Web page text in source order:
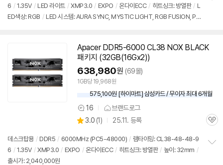
6 / 1.35V / LED 라이트 / XMP3.0 / EXPO / 온다이ECC / 히트싱크: 방열판 / L
ED색상: RGB / LED 시스템: AURA SYNC, MYSTIC LIGHT, RGB FUSION, PO
Apacer DDR5-6000 CL38 NOX BLACK
패키지 (32GB(16Gx2))
638,980원 (69몰)
1GB당 19,968원
575,100원 [하이마트] 삼성카드 / 무이자 최대 6개월
상
품
견
16 브랜드로그
별
점
3.0 (상
리
뷰
1) 25.11. 등록
관
데스크탑용 / DDR5 / 6000MHz (PC5-48000) / 램타이밍: CL38-48-48-9
6 / 1.35V / XMP3.0 / EXPO / 온다이ECC / 히트싱크: 방열판 / 높이: 32mm /
출시가: 2,040,000원